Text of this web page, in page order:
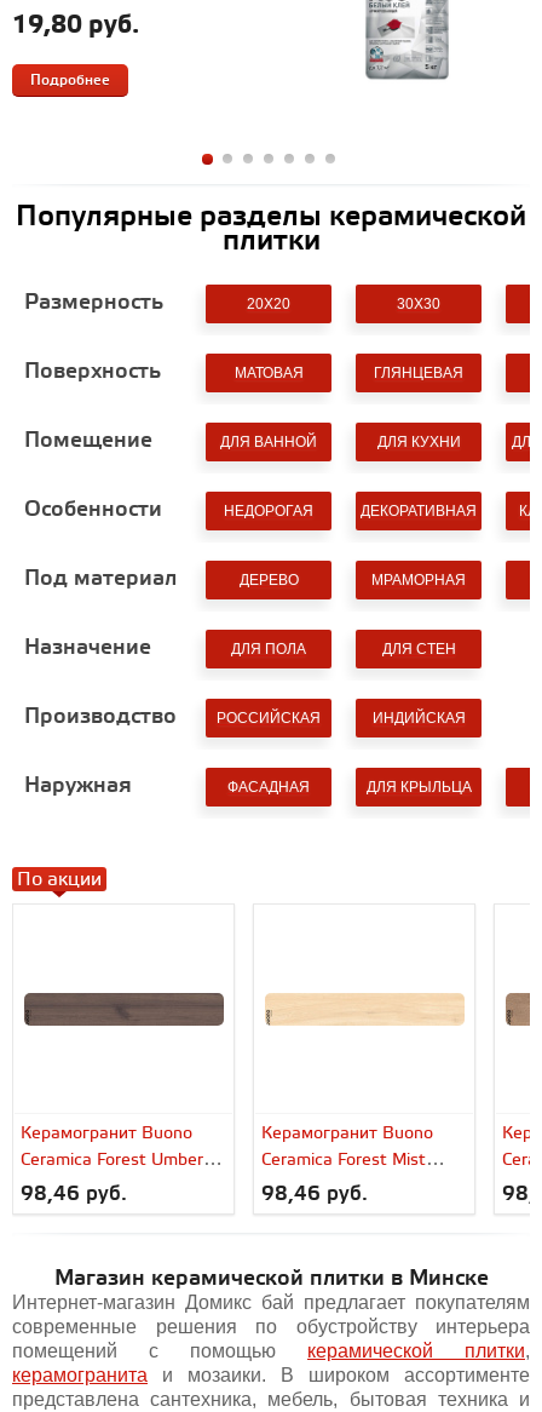
19,80 руб.
Подробнее
Популярные разделы керамической
плитки
Размерность 20X20 30X30
Поверхность МАТОВАЯ ГЛЯНЦЕВАЯ
Помещение ДЛЯ ВАННОЙ ДЛЯ КУХНИ
Особенности НЕДОРОГАЯ ДЕКОРАТИВНАЯ
Под материал ДЕРЕВО МРАМОРНАЯ
Назначение ДЛЯ ПОЛА ДЛЯ СТЕН
Производство РОССИЙСКАЯ ИНДИЙСКАЯ
Наружная ФАСАДНАЯ ДЛЯ КРЫЛЬЦА
По акции
Керамогранит Buono
Ceramica Forest Umber
Matt арт. F4508M
(20x120) матовый
98,46 руб.
Керамогранит Buono
Ceramica Forest Mist
Matt арт. F4507M
(20x120) матовый
98,46 руб.
Matt
Магазин керамической плитки в Минске
Интернет-магазин Домикс бай предлагает покупателям
современные решения по обустройству интерьера
помещений с помощью керамической плитки,
керамогранита и мозаики. В широком ассортименте
представлена сантехника, мебель, бытовая техника и